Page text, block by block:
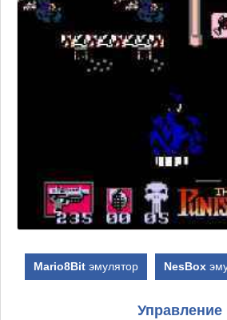
Mario8Bit эмулятор NesBox
Управление